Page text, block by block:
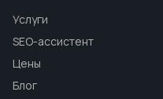
Услуги
SEO-ассистент
Цены
Блог